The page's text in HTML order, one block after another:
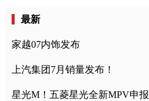
最新
家越07内饰发布
上汽集团7月销量发布！
星光M！五菱星光全新MPV申报